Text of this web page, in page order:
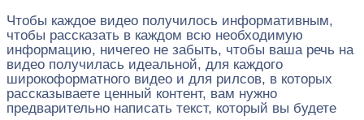
Чтобы каждое видео получилось информативным,
чтобы рассказать в каждом всю необходимую
информацию, ничегео не забыть, чтобы ваша речь на
видео получилась идеальной, для каждого
широкоформатного видео и для рилсов, в которых
рассказываете ценный контент, вам нужно
предварительно написать текст, который вы будете